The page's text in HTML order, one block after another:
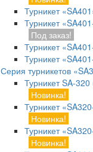
Турникет
Турникет
Под заказ!
Турникет
Турникет
Серия турникетов
Турникет SA-
Новинка!
Турникет
Новинка!
Турникет
Новинка!